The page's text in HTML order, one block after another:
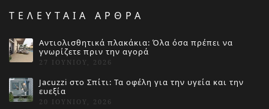
ΤΕΛΕΥΤΑΙΑ ΑΡΘΡΑ
Αντιολισθητικά πλακάκια: Όλα όσα πρέπει να
γνωρίζετε πριν την αγορά
27 ΙΟΥΝΊΟΥ, 2026
Jacuzzi στο Σπίτι: Τα οφέλη για την υγεία και την
ευεξία
20 ΙΟΥΝΊΟΥ, 2026